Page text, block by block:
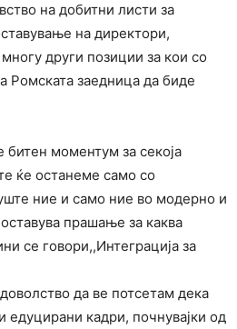
на добитни листи за
на директори,
други позиции за кои со
Ромската заедница да биде
битен моментум за секоја
ќе останеме само со
ние и само ние во модерно и
прашање за каква
се говори,,Интеграција за
да ве потсетам дека
едуцирани кадри, почнувајки од